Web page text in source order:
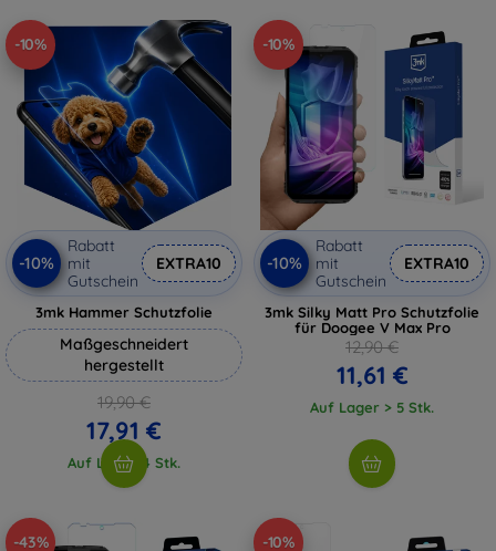
-10%
-10%
Rabatt
mit
Gutschein
EXTRA10
3mk Hammer Schutzfolie
Maßgeschneidert
hergestellt
19,90 €
17,91 €
Auf Lager 4 Stk.
-10%
-10%
Rabatt
mit
Gutschein
EXTRA10
3mk Silky Matt Pro Schutzfolie
für Doogee V Max Pro
12,90 €
11,61 €
Auf Lager > 5 Stk.
-43% -10%